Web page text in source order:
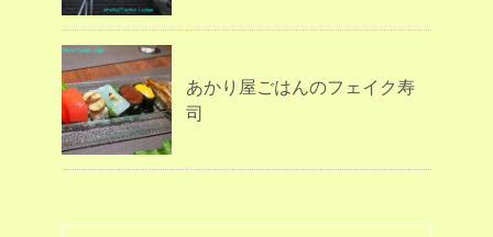
あかり屋ごはんのフェイク寿
司